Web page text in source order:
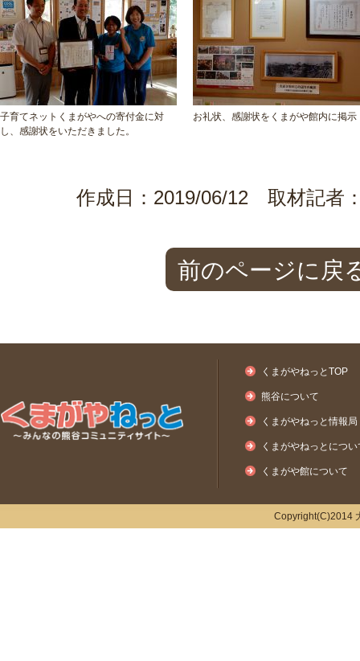
子育てネットくまがやへの寄付金に対
し、感謝状をいただきました。
お礼状、感謝状をくまがや館内に掲示
作成日：2019/06/12 取材記者
前のページに戻
くまがやねっとTOP
熊谷について
くまがやねっと情報局
くまがやねっとについ
くまがや館について
Copyright(C)2014